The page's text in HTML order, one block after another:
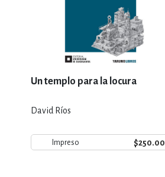
Un templo para la locura
David Ríos
Impreso $250.00